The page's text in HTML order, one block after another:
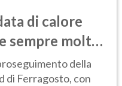
di calore
sempre molto
della
di Ferragosto, con